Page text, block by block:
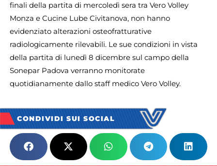
finali della partita di mercoledì sera tra Vero Volley
Monza e Cucine Lube Civitanova, non hanno
evidenziato alterazioni osteofratturative
radiologicamente rilevabili. Le sue condizioni in vista
della partita di lunedì 8 dicembre sul campo della
Sonepar Padova verranno monitorate
quotidianamente dallo staff medico Vero Volley.
CONDIVIDI SUI SOCIAL